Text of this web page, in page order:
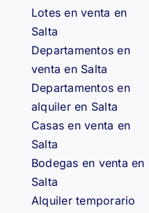
Lotes en venta en
Salta
Departamentos en
venta en Salta
Departamentos en
alquiler en Salta
Casas en venta en
Salta
Bodegas en venta en
Salta
Alquiler temporario